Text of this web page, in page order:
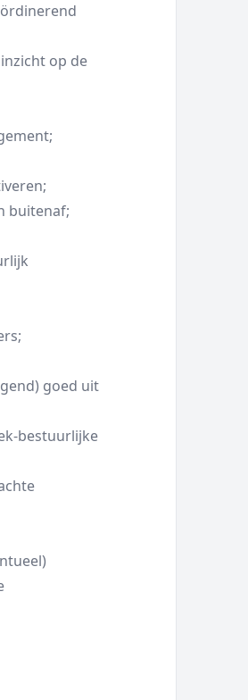
op de
buitenaf;
goed uit
bestuurlijke